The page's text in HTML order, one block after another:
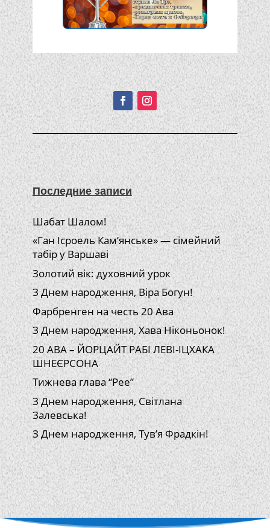
Подписывайтесь!
Последние записи
Шабат Шалом!
«Ган Ісроель Кам’янське» — сімейний
табір у Варшаві
Золотий вік: духовний урок
З Днем народження, Віра Богун!
Фарбренген на честь 20 Ава
З Днем народження, Хава Ніконьонок!
20 АВА – ЙОРЦАЙТ РАБІ ЛЕВІ-ІЦХАКА
ШНЕЄРСОНА
Тижнева глава “Рее”
З Днем народження, Світлана
Залевська!
З Днем народження, Тув’я Фрадкін!